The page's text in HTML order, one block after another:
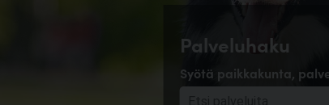
Palveluhaku
Syötä paikkakunta,